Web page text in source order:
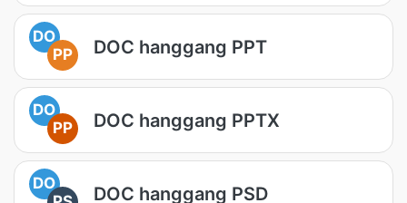
DO
PP
DOC hanggang PPT
DO
PP
DOC hanggang PPTX
DO
DOC hanggang PSD